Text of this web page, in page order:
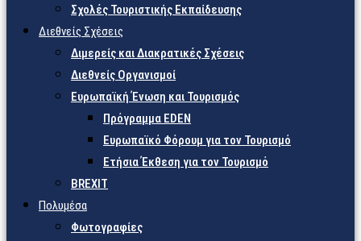
Σχολές Τουριστικής Εκπαίδευσης
Διεθνείς Σχέσεις
Διμερείς και Διακρατικές Σχέσεις
Διεθνείς Οργανισμοί
Ευρωπαϊκή Ένωση και Τουρισμός
Πρόγραμμα EDEN
Ευρωπαϊκό Φόρουμ για τον Τουρισμό
Ετήσια Έκθεση για τον Τουρισμό
BREXIT
Πολυμέσα
Φωτογραφίες